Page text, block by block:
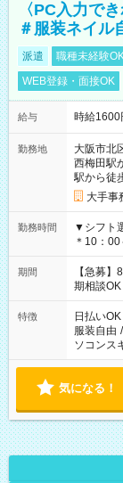
〈PC入力で
＃服装ネイル
派遣 職種未経験
WEB登録・面接OK
給与 時給1600
勤務地
大阪市北
西梅田駅
駅から徒
大手事
勤務時間
▼シフト
＊10：
11：00
期間
【急募
期相談OK
特徴 日払いOK
服装自由 /
ソコンス
気になる！